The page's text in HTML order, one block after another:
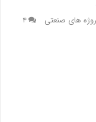
های صنعتی
۴